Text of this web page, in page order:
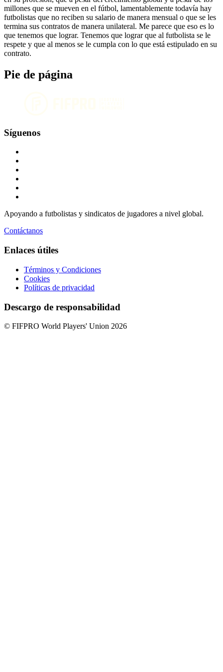
millones que se mueven en el fútbol, lamentablemente todavía hay
futbolistas que no reciben su salario de manera mensual o que se les
termina sus contratos de manera unilateral. Me parece que eso es lo
que tenemos que lograr. Tenemos que lograr que al futbolista se le
respete y que al menos se le cumpla con lo que está estipulado en su
contrato.
Pie de página
Síguenos
Apoyando a futbolistas y sindicatos de jugadores a nivel global.
Contáctanos
Enlaces útiles
Términos y Condiciones
Cookies
Políticas de privacidad
Descargo de responsabilidad
© FIFPRO World Players' Union 2026